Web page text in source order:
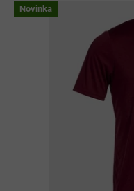
Novinka